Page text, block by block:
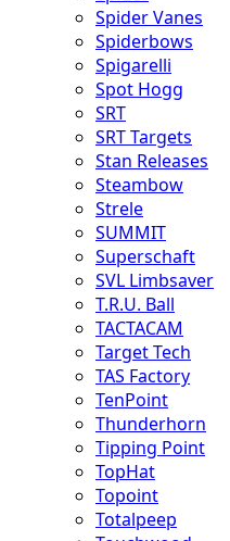
Spider Vanes
Spiderbows
Spigarelli
Spot Hogg
SRT
SRT Targets
Stan Releases
Steambow
Strele
SUMMIT
Superschaft
SVL Limbsaver
T.R.U. Ball
TACTACAM
Target Tech
TAS Factory
TenPoint
Thunderhorn
Tipping Point
TopHat
Topoint
Totalpeep